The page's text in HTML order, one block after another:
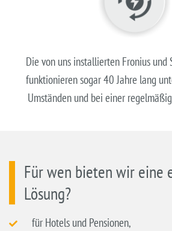
Die von uns installierten Fronius und
funktionieren sogar 40 Jahre lang
Umständen und bei einer
Für wen bieten wir eine
Lösung?
für Hotels und Pensionen,